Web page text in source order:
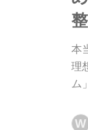
本
理
ム
が
W